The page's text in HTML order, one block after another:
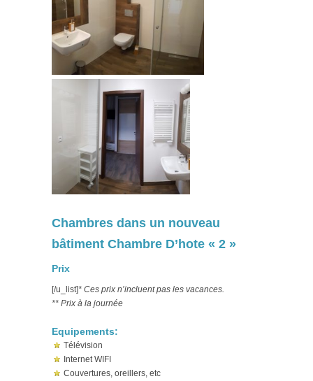
Chambres dans un nouveau
bâtiment Chambre D’hote « 2 »
Prix
[/u_list]* Ces prix n’incluent pas les vacances.
** Prix à la journée
Equipements:
Télévision
Internet WIFI
Couvertures, oreillers, etc